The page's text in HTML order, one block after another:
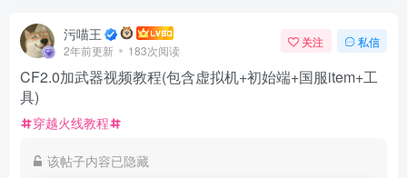
污喵王
2年前更新 183次阅读
关注 私信
CF2.0加武器视频教程(包含虚拟机+初始端+国服item+工
具)
穿越火线教程
该帖子内容已隐藏